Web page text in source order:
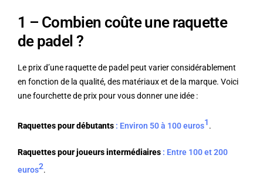
1 – Combien coûte une raquette
de padel ?
Le prix d’une raquette de padel peut varier considérablement
en fonction de la qualité, des matériaux et de la marque. Voici
une fourchette de prix pour vous donner une idée :
Raquettes pour débutants : Environ 50 à 100 euros1.
Raquettes pour joueurs intermédiaires : Entre 100 et 200
euros2.